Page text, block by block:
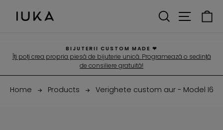
continut
CAUTARE
MENIU
Pauza
BIJUTERII CUSTOM MADE ❤
Îți poți crea propria piesă de bijuterie unică. Programează o sedință
de consiliere gratuită!
Home Products Verighete custom aur - Model I6